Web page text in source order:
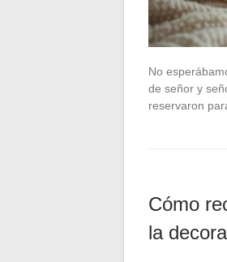
No
de señor y
reservaron
Cómo
la